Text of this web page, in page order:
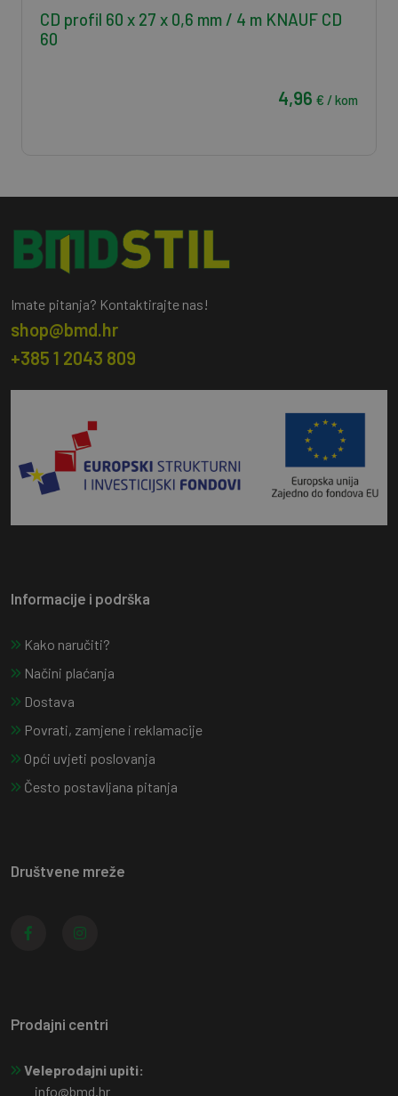
CD profil 60 x 27 x 0,6 mm / 4 m KNAUF CD
60
4,96 € / kom
Imate pitanja? Kontaktirajte nas!
shop@bmd.hr
+385 1 2043 809
Informacije i podrška
Kako naručiti?
Načini plaćanja
Dostava
Povrati, zamjene i reklamacije
Opći uvjeti poslovanja
Često postavljana pitanja
Društvene mreže
Prodajni centri
Veleprodajni upiti:
info@bmd.hr